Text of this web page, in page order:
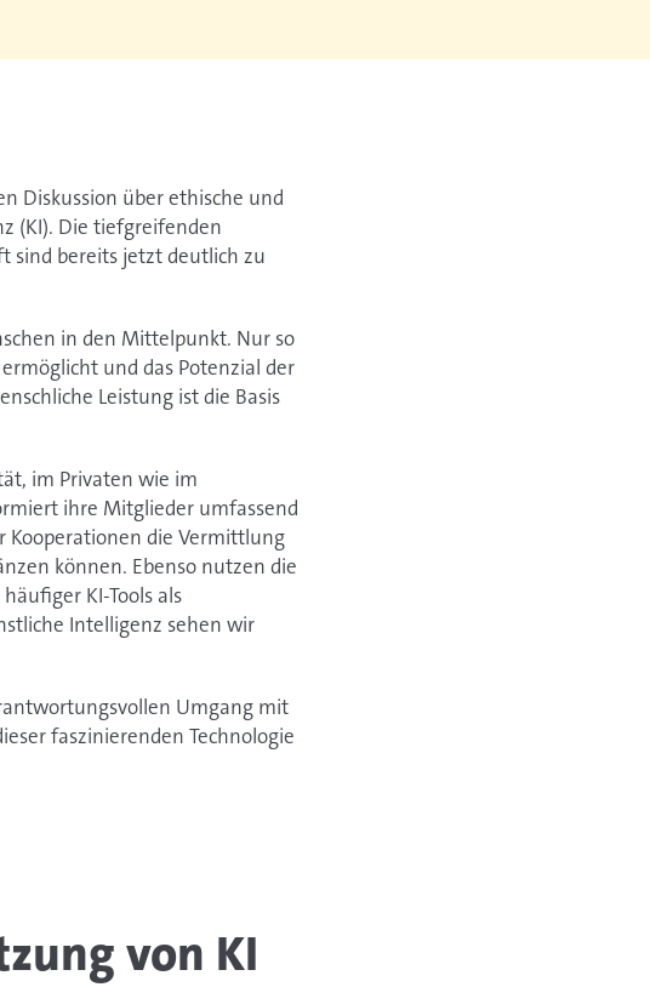
Diskussion über ethische und
(KI). Die tiefgreifenden
sind bereits jetzt deutlich zu
in den Mittelpunkt. Nur so
und das Potenzial der
Leistung ist die Basis
im Privaten wie im
ihre Mitglieder umfassend
Kooperationen die Vermittlung
können. Ebenso nutzen die
KI-Tools als
Intelligenz sehen wir
Umgang mit
faszinierenden Technologie
von KI